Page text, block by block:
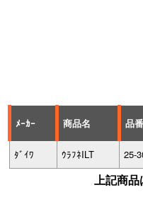
ﾒｰｶｰ 商品名 品番
ﾀﾞｲﾜ ｳﾗﾌﾈILT 25-
上記商品